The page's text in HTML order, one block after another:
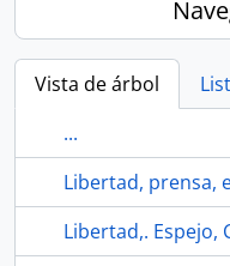
Vista de árbol
...
Libertad, prensa,
Libertad,. Espejo,